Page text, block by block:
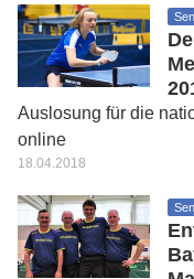
Auslosung für die
online
18.04.2018